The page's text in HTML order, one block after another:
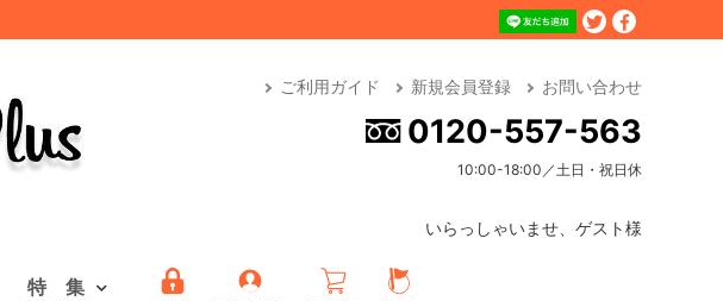
ご利用ガイド 新規会員登録 お問い合わせ
0120-557-563
10:00-18:00／土日・祝日休
いらっしゃいませ、ゲスト様
特 集